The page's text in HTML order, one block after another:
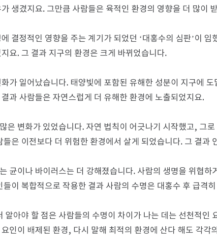
생겼지요. 그만큼 사람들은 육적인 환경의 영향을 더 많이
결정적인 영향을 주는 계기가 되었던 ‘대홍수의 심판’이
요. 그 결과 지구의 환경은 크게 바뀌었습니다.
가 일어났습니다. 태양빛에 포함된 유해한 성분이 지구에
과 사람들은 자연스럽게 더 유해한 환경에 노출되었지요.
은 변화가 있었습니다. 자연 법칙이 어긋나기 시작했고, 그
들은 이전보다 더 위험한 환경에서 살게 되었습니다. 그 결과
균이나 바이러스는 더 강해졌습니다. 사람의 생명을 위협
들이 복합적으로 작용한 결과 사람의 수명은 대홍수 후 급격
알아야 할 점은 사람들의 수명이 차이가 나는 데는 선천적인
인이 배제된 환경, 다시 말해 최적의 환경에 산다 해도 각각